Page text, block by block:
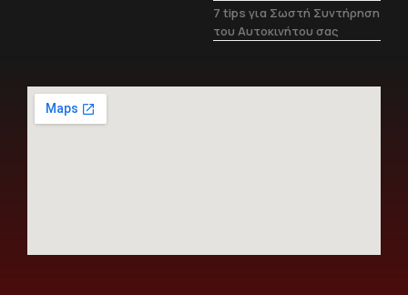
7 tips για Σωστή Συντήρηση
του Αυτοκινήτου σας